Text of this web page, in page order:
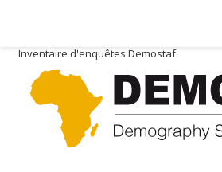
Inventaire d'enquêtes Demostaf